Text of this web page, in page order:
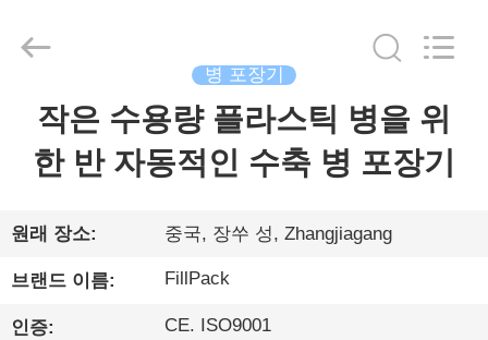
품
회
2026
Zhangjiagang
Machinery
Reserved.
병 포장기
작은 수용량 플라스틱 병을 위
한 반 자동적인 수축 병 포장기
원래 장소: 중국, 장쑤 성, Zhangjiagang
브랜드 이름: FillPack
인증: CE. ISO9001